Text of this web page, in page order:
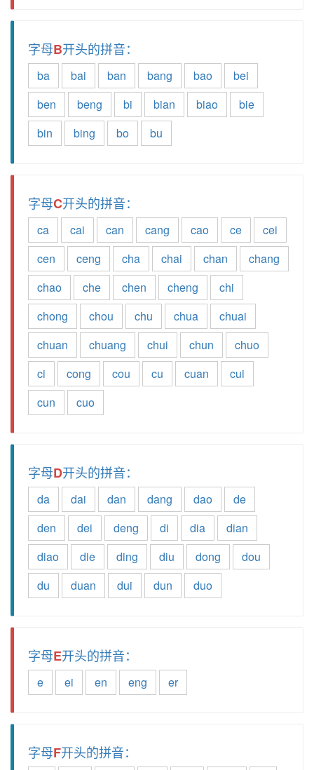
字母B开头的拼音：
ba bai ban bang bao
bei
ben
beng bi bian biao
bie
bin
bing bo bu
字母C开头的拼音：
ca cai can cang cao ce
cei
cen
ceng cha chai chan
chang
chao
che chen cheng
chi
chong
chou chu chua
chuai
chuan
chuang chui chun
chuo
ci
cong cou cu cuan
cui
cun
cuo
字母D开头的拼音：
da dai dan dang dao
de
den
dei deng di dia
dian
diao
die ding diu dong
dou
du
duan dui dun duo
字母E开头的拼音：
e ei en eng er
字母F开头的拼音：